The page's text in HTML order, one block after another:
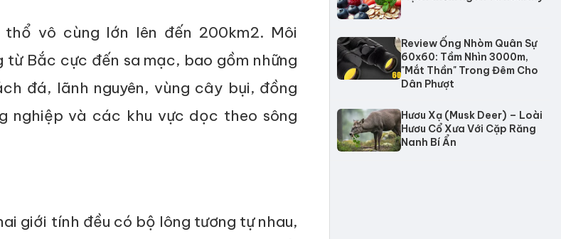
vô cùng lớn lên đến 200km2. Môi
Bắc cực đến sa mạc, bao gồm những
đá, lãnh nguyên, vùng cây bụi, đồng
nghiệp và các khu vực dọc theo sông
giới tính đều có bộ lông tương tự nhau,
Review Ống Nhòm Quân Sự
60x60: Tầm Nhìn 3000m,
"Mắt Thần" Trong Đêm Cho
Dân Phượt
Hươu Xạ (Musk Deer) – Loài
Hươu Cổ Xưa Với Cặp Răng
Nanh Bí Ẩn